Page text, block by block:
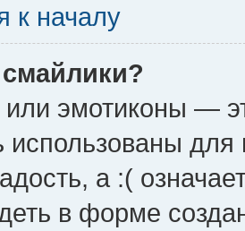
к началу
эмотиконы —
использованы
а :(
в форме